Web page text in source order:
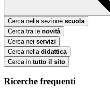
Cerca nella sezione scuola
Cerca tra le novità
Cerca nei servizi
Cerca nella didattica
Cerca in tutto il sito
Ricerche frequenti